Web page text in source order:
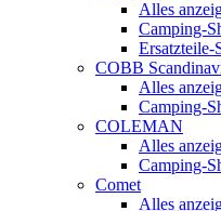
Alles
Camping-
Ersatzteile-
COBB
Alles
Camping-
COLEMAN
Alles
Camping-
Comet
Alles